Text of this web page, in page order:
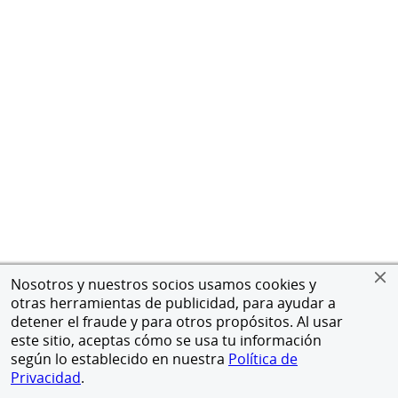
Nosotros y nuestros socios usamos cookies y
otras herramientas de publicidad, para ayudar a
detener el fraude y para otros propósitos. Al usar
este sitio, aceptas cómo se usa tu información
según lo establecido en nuestra Política de
Privacidad.